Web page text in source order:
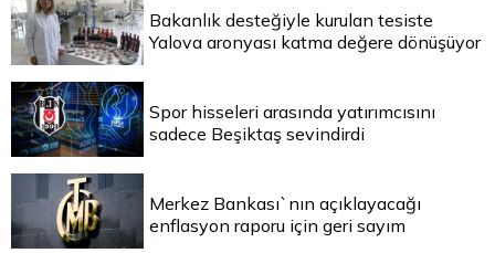
Bakanlık desteğiyle kurulan tesiste
Yalova aronyası katma değere dönüşüyor
Spor hisseleri arasında yatırımcısını
sadece Beşiktaş sevindirdi
Merkez Bankası`nın açıklayacağı
enflasyon raporu için geri sayım